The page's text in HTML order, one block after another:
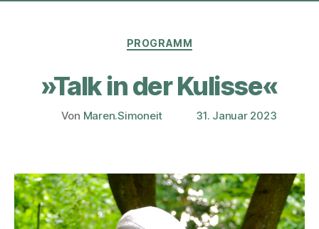
Kategorien
PROGRAMM
»Talk in der Kulisse«
Beitragsautor
Von Maren.Simoneit Veröffentlichungsdatum
31. Januar 2023